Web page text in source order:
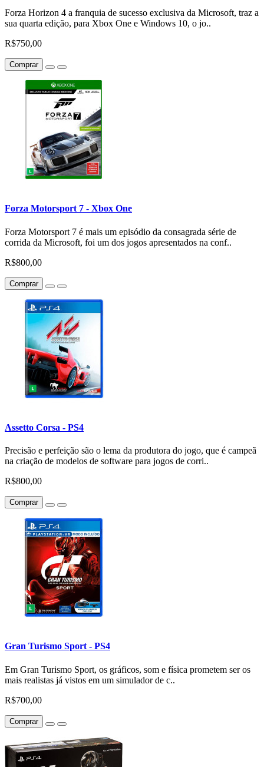
Forza Horizon 4 a franquia de sucesso exclusiva da Microsoft, traz a
sua quarta edição, para Xbox One e Windows 10, o jo..
R$750,00
Comprar
Forza Motorsport 7 - Xbox One
Forza Motorsport 7 é mais um episódio da consagrada série de
corrida da Microsoft, foi um dos jogos apresentados na conf..
R$800,00
Comprar
Assetto Corsa - PS4
Precisão e perfeição são o lema da produtora do jogo, que é campeã
na criação de modelos de software para jogos de corri..
R$800,00
Comprar
Gran Turismo Sport - PS4
Em Gran Turismo Sport, os gráficos, som e física prometem ser os
mais realistas já vistos em um simulador de c..
R$700,00
Comprar